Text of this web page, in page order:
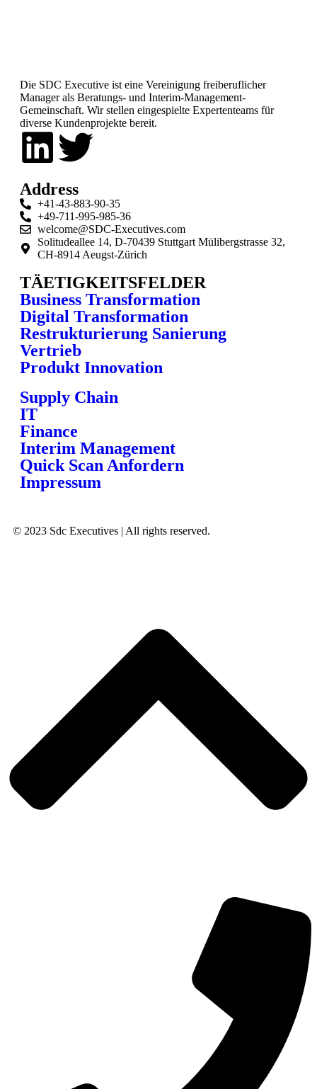
Die SDC Executive ist eine Vereinigung freiberuflicher
Manager als Beratungs- und Interim-Management-
Gemeinschaft. Wir stellen eingespielte Expertenteams für
diverse Kundenprojekte bereit.
Address
+41-43-883-90-35
+49-711-995-985-36
welcome@SDC-Executives.com
Solitudeallee 14, D-70439 Stuttgart Mülibergstrasse 32,
CH-8914 Aeugst-Zürich
TÄETIGKEITSFELDER
Business Transformation
Digital Transformation
Restrukturierung Sanierung
Vertrieb
Produkt Innovation
Supply Chain
IT
Finance
Interim Management
Quick Scan Anfordern
Impressum
© 2023 Sdc Executives | All rights reserved.